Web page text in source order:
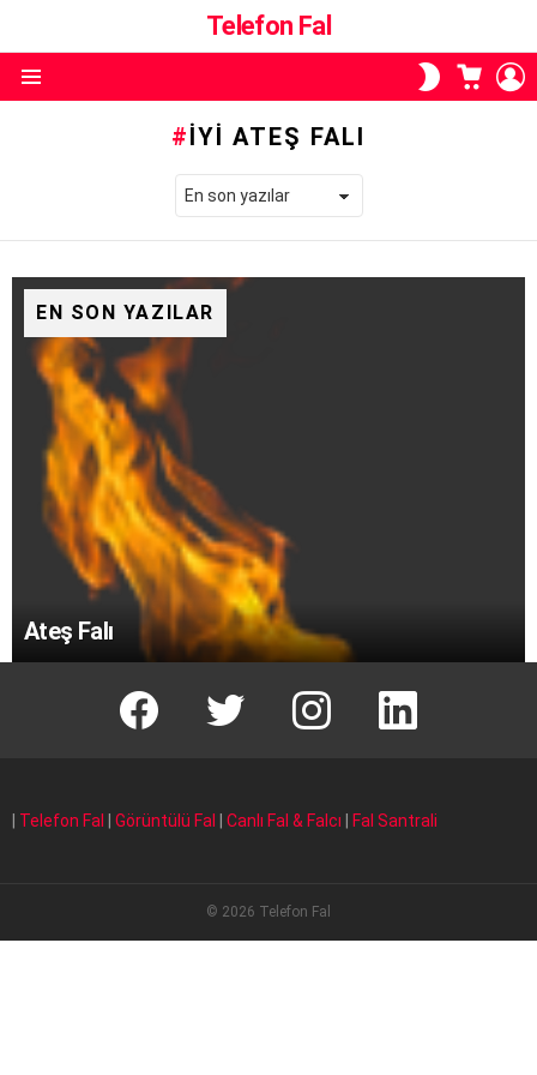
Telefon Fal
SKIN
ANAHTARI
SEPETI
İYI ATEŞ FALI
EN SON YAZILAR
Ateş Falı
facebook T instagram Linkedin Fal
Telefon Fal Görüntülü Fal Canlı Fal & Falcı Fal Santrali
© 2026 Telefon Fal